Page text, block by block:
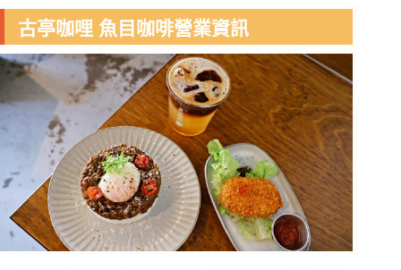
古亭咖哩 魚目咖啡營業資訊